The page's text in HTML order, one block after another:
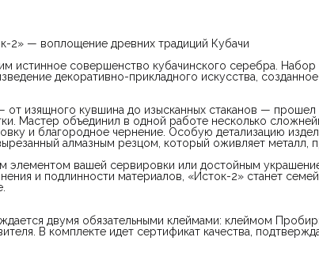
Кувшин (объем
Поднос;
Технические
Материал:
Техники
алмазным
Габариты
Габариты
2» — воплощение древних традиций Кубачи
истинное совершенство кубачинского серебра.
декоративно-прикладного искусства,
от изящного кувшина до изысканных стаканов —
Мастер объединил в одной работе несколько
и благородное чернение. Особую детализацию
алмазным резцом, который оживляет металл,
элементом вашей сервировки или достойным
и подлинности материалов, «Исток-2» станет
двумя обязательными клеймами: клеймом
В комплекте идет сертификат качества,